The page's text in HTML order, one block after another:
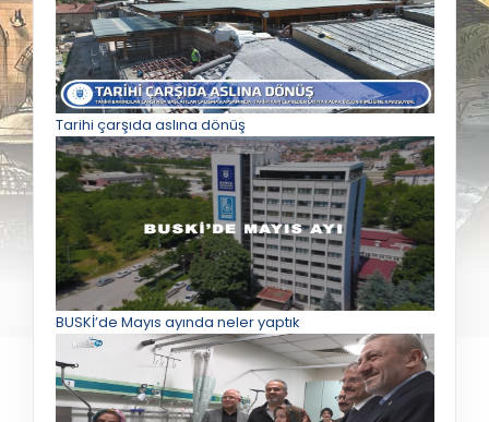
Tarihi çarşıda aslına dönüş
BUSKİ’de Mayıs ayında neler yaptık